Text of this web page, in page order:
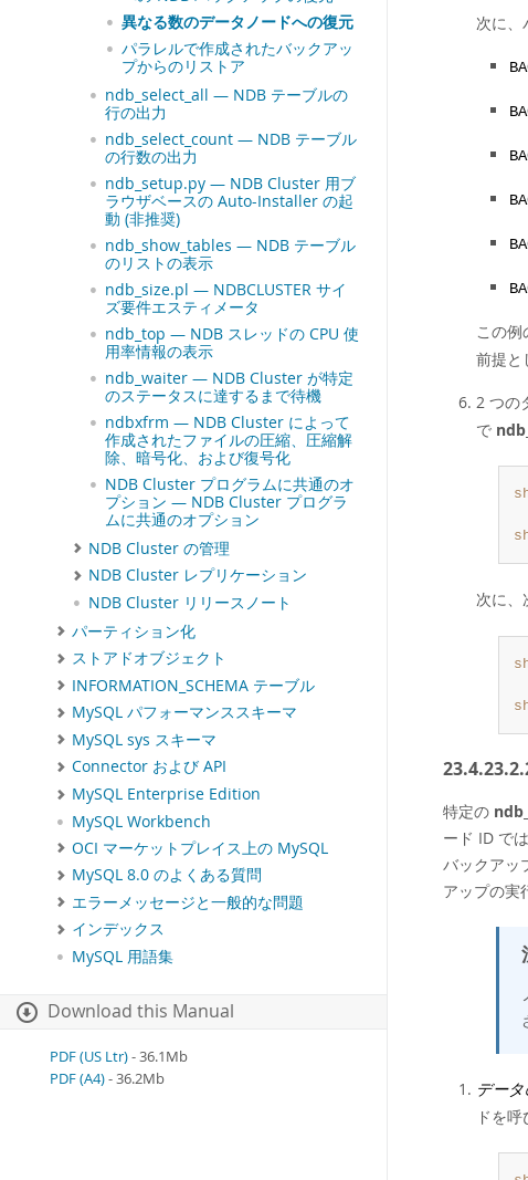
異なる数のデータノードへの復元
パラレルで作成されたバックアッ
プからのリストア
ndb_select_all — NDB テーブルの
行の出力
ndb_select_count — NDB テーブル
の行数の出力
ndb_setup.py — NDB Cluster 用ブ
ラウザベースの Auto-Installer の起
動 (非推奨)
ndb_show_tables — NDB テーブル
のリストの表示
ndb_size.pl — NDBCLUSTER サイ
ズ要件エスティメータ
ndb_top — NDB スレッドの CPU 使
用率情報の表示
ndb_waiter — NDB Cluster が特定
のステータスに達するまで待機
ndbxfrm — NDB Cluster によって
作成されたファイルの圧縮、圧縮解
除、暗号化、および復号化
NDB Cluster プログラムに共通のオ
プション — NDB Cluster プログラ
ムに共通のオプション
NDB Cluster の管理
NDB Cluster レプリケーション
NDB Cluster リリースノート
パーティション化
ストアドオブジェクト
INFORMATION_SCHEMA テーブル
MySQL パフォーマンススキーマ
MySQL sys スキーマ
Connector および API
MySQL Enterprise Edition
MySQL Workbench
OCI マーケットプレイス上の MySQL
MySQL 8.0 のよくある質問
エラーメッセージと一般的な問題
インデックス
MySQL 用語集
Download this Manual
PDF (US Ltr)- 36.1Mb
PDF (A4)- 36.2Mb
次に、
この例
前提と
2 つの
で
次に、
特定の
ード ID で
バックアッ
アップの実
デー
ドを